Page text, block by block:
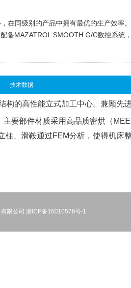
在同级别的产品中拥有最优的生产效率
备MAZATROL SMOOTH G/C数控系统
技术数据
构的高性能立式加工中心。兼顾先
主要部件材质采用高品质密烘（
柱、滑鞍通过FEM分析，使得机床
限公司 浙ICP备16010578号-1